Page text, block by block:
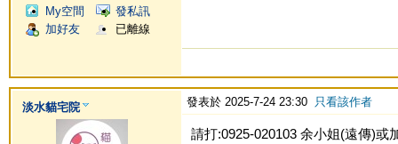
My空間
發私訊
加好友
已離線
淡水貓宅院 發表於 2025-7-24 23:30 只看該作者
請打:0925-020103 余小姐(遠傳)或